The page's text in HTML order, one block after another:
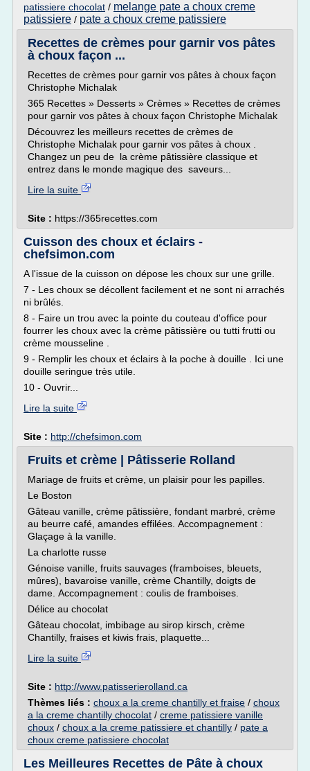
patissiere chocolat / melange pate a choux creme
patissiere / pate a choux creme patissiere
Recettes de crèmes pour garnir vos pâtes
à choux façon ...
Recettes de crèmes pour garnir vos pâtes à choux façon
Christophe Michalak
365 Recettes » Desserts » Crèmes » Recettes de crèmes
pour garnir vos pâtes à choux façon Christophe Michalak
Découvrez les meilleurs recettes de crèmes de
Christophe Michalak pour garnir vos pâtes à choux .
Changez un peu de la crème pâtissière classique et
entrez dans le monde magique des saveurs...
Lire la suite
Site : https://365recettes.com
Cuisson des choux et éclairs -
chefsimon.com
A l'issue de la cuisson on dépose les choux sur une grille.
7 - Les choux se décollent facilement et ne sont ni arrachés
ni brûlés.
8 - Faire un trou avec la pointe du couteau d'office pour
fourrer les choux avec la crème pâtissière ou tutti frutti ou
crème mousseline .
9 - Remplir les choux et éclairs à la poche à douille . Ici une
douille seringue très utile.
10 - Ouvrir...
Lire la suite
Site : http://chefsimon.com
Fruits et crème | Pâtisserie Rolland
Mariage de fruits et crème, un plaisir pour les papilles.
Le Boston
Gâteau vanille, crème pâtissière, fondant marbré, crème
au beurre café, amandes effilées. Accompagnement :
Glaçage à la vanille.
La charlotte russe
Génoise vanille, fruits sauvages (framboises, bleuets,
mûres), bavaroise vanille, crème Chantilly, doigts de
dame. Accompagnement : coulis de framboises.
Délice au chocolat
Gâteau chocolat, imbibage au sirop kirsch, crème
Chantilly, fraises et kiwis frais, plaquette...
Lire la suite
Site : http://www.patisserierolland.ca
Thèmes liés : choux a la creme chantilly et fraise / choux
a la creme chantilly chocolat / creme patissiere vanille
choux / choux a la creme patissiere et chantilly / pate a
choux creme patissiere chocolat
Les Meilleures Recettes de Pâte à choux